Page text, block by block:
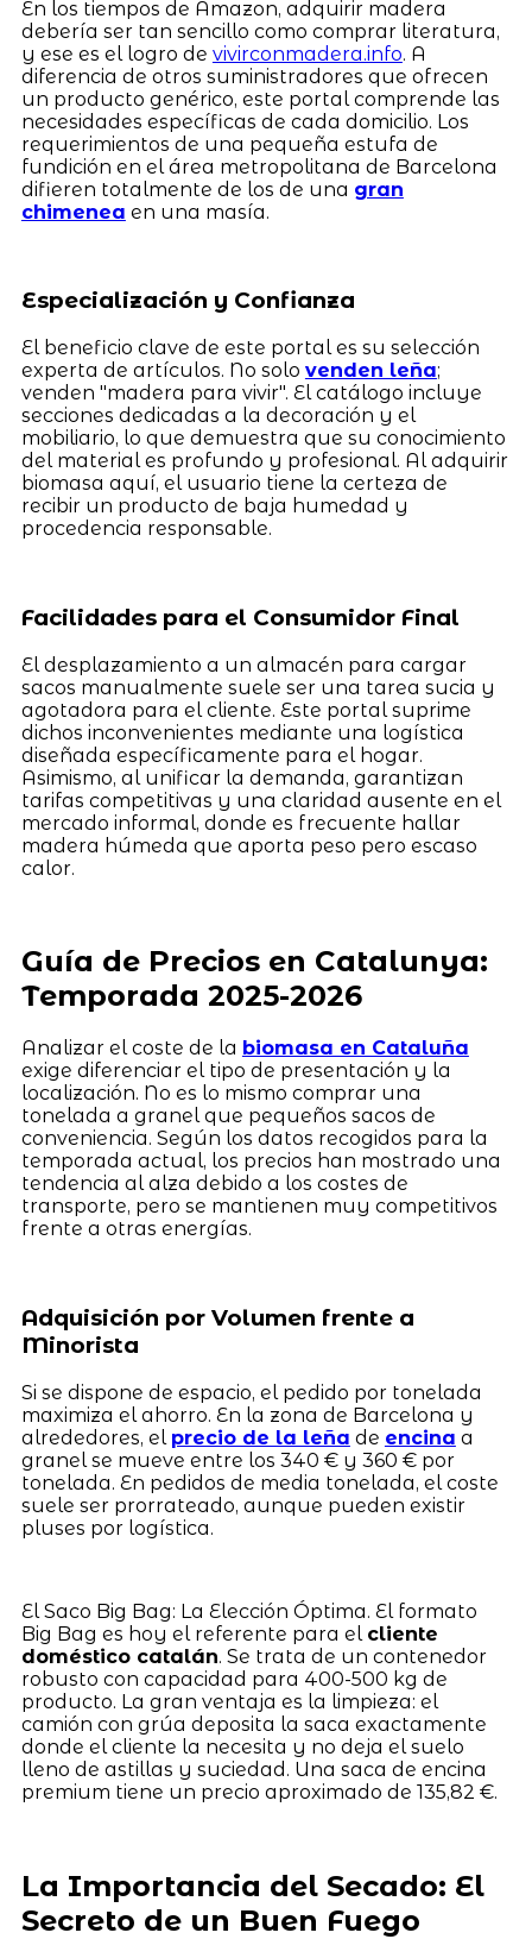
En los tiempos de Amazon, adquirir madera
debería ser tan sencillo como comprar literatura,
y ese es el logro de vivirconmadera.info. A
diferencia de otros suministradores que ofrecen
un producto genérico, este portal comprende las
necesidades específicas de cada domicilio. Los
requerimientos de una pequeña estufa de
fundición en el área metropolitana de Barcelona
difieren totalmente de los de una gran
chimenea en una masía.
Especialización y Confianza
El beneficio clave de este portal es su selección
experta de artículos. No solo venden leña;
venden "madera para vivir". El catálogo incluye
secciones dedicadas a la decoración y el
mobiliario, lo que demuestra que su conocimiento
del material es profundo y profesional. Al adquirir
biomasa aquí, el usuario tiene la certeza de
recibir un producto de baja humedad y
procedencia responsable.
Facilidades para el Consumidor Final
El desplazamiento a un almacén para cargar
sacos manualmente suele ser una tarea sucia y
agotadora para el cliente. Este portal suprime
dichos inconvenientes mediante una logística
diseñada específicamente para el hogar.
Asimismo, al unificar la demanda, garantizan
tarifas competitivas y una claridad ausente en el
mercado informal, donde es frecuente hallar
madera húmeda que aporta peso pero escaso
calor.
Guía de Precios en Catalunya:
Temporada 2025-2026
Analizar el coste de la biomasa en Cataluña
exige diferenciar el tipo de presentación y la
localización. No es lo mismo comprar una
tonelada a granel que pequeños sacos de
conveniencia. Según los datos recogidos para la
temporada actual, los precios han mostrado una
tendencia al alza debido a los costes de
transporte, pero se mantienen muy competitivos
frente a otras energías.
Adquisición por Volumen frente a
Minorista
Si se dispone de espacio, el pedido por tonelada
maximiza el ahorro. En la zona de Barcelona y
alrededores, el precio de la leña de encina a
granel se mueve entre los 340 € y 360 € por
tonelada. En pedidos de media tonelada, el coste
suele ser prorrateado, aunque pueden existir
pluses por logística.
El Saco Big Bag: La Elección Óptima. El formato
Big Bag es hoy el referente para el cliente
doméstico catalán. Se trata de un contenedor
robusto con capacidad para 400-500 kg de
producto. La gran ventaja es la limpieza: el
camión con grúa deposita la saca exactamente
donde el cliente la necesita y no deja el suelo
lleno de astillas y suciedad. Una saca de encina
premium tiene un precio aproximado de 135,82 €.
La Importancia del Secado: El
Secreto de un Buen Fuego